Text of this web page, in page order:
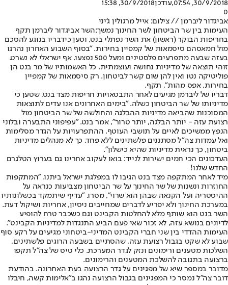
30/9/2018, 07:54
,עודכן30/9/2018, 15:38
0
אביגדור ליברמן // צילום: אייל מרגולין ג'יני
העימות בין שר הביטחון לשר החינוך נמשך:השר אביגדור ליברמן תקף
בחריפות הבוקר (ראשון) את השר נפתלי בנט, וטען כידבריו בנוגע להסכם
מול חמאסהם סיסמאות של קמפיין בחירות. "בסוף השבוע האחרון נהרגו
בעזה שבעה מתפרעים פלסטינים ומעל 500 נפצעו. אף ישראלי לא נשרט.
זוהי תוצאה של מדיניות נחושה ועוצמתית. כל האשמותיו של מר בנט הן
פוליטיקה נטו ואין להן שום קשר לביטחון. רק סיסמאות של קמפיין
בחירות, אפס מהות", תקף.
דבריו של ליברמן מגיעים לאחר התבטאויות חריפות מצד בנט, שטען כי
מדיניותו של שר הביטחון כשלה. "בימים האחרונים אנו עדים לתוצאות
המסוכנות שהביאה מדיניות ההבלגה והחולשה של שר הביטחון מול
רצועת עזה - יותר הבלגה, יותר טרור", אמר בנט. "עפיפוני התבערה ובלוני
הנפץ ממשיכים לאיים על תושבי העוטף, ההתפרעויות על הגדר מסלימות
ואל עמדות צה"ל מסתננים פלשתינים ללא פחד. כך לא מנהלים מדיניות
ביטחון, כך נראית מדיניות שהיא כישלון".
העדכונים הכי חמים ישירות לנייד: בואו לעקוב אחרינו גם בערוץ הטלגרם
החדש שלנו!
מיד לאחר המתקפה מצד בנט הגיבו לו במפלגת ישראל ביתנו. "המתקפות
החוזרות ונשנות של שר החינוך על שר הביטחון מצביעות כנראה על
ההיסטריה ועל הקנאה שבהן הוא שרוי", מסרו. "עדיף שיתמקד בכשלונותיו
במערכת החינוך ולא יפריע לדברים שמחייבים ניסיון, אחריות ושיקול דעת.
השר בנט הוא שותף מלא להחלטות הקבינט וגם כשכבר טרח להופיע
לדיונים בנושא עזה, לא זכור שאי פעם הביע התנגדות למדיניות הקבינט".
העימות ההדדי בין שני חברי הקבינט המדיני-ביטחוני מגיעים על רקע סוף
שבוע לא שקט בגבול רצועת עזה, שהסתיים בשבעה הרוגים פלשתינים,
השלכות מטענים ורימונים ונזק לגדר המערכת. כלי טיס של צה"ל תקפו
ברצועה בתגובה להשלכת המטענים והרימונים.
מדובר במספר שיא של מפגינים על גדר הרצועה בעת האחרונה. בהודעת
דובר צה"ל נמסר כי המפגינים בגבול הרצועה נהגו ב"אלימות קשה, חיבלו